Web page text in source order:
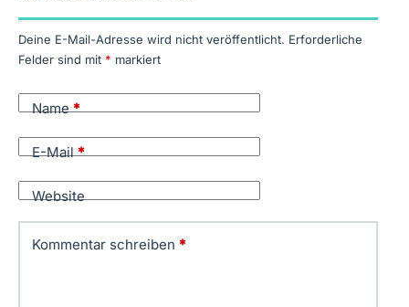
Deine E-Mail-Adresse wird nicht veröffentlicht. Erforderliche
Felder sind mit * markiert
Name*
E-Mail*
Website
Kommentar schreiben *